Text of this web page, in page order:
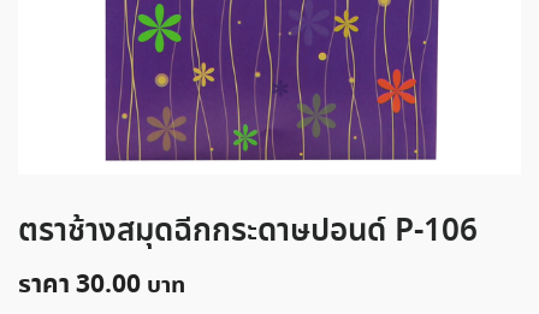
ตราช้างสมุดฉีกกระดาษปอนด์ P-106
ราคา30.00